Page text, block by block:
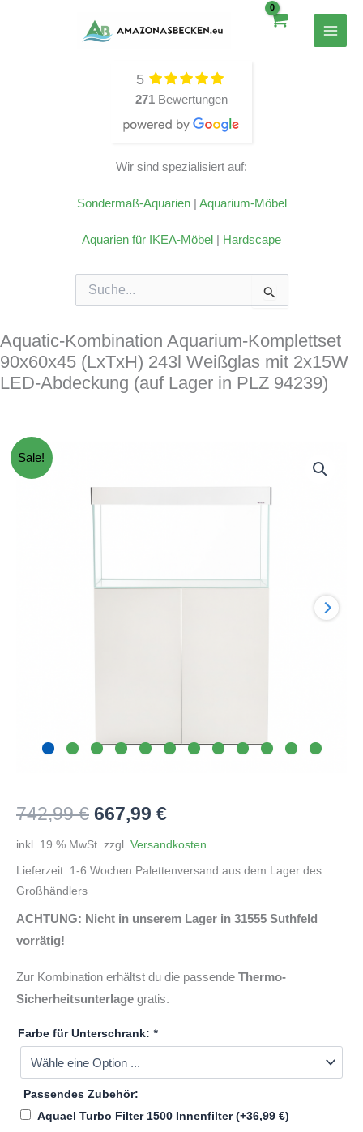
5
271 Bewertungen
Wir sind spezialisiert auf:
Sondermaß-Aquarien| Aquarium-Möbel
Aquarien für IKEA-Möbel | Hardscape
Suchen
nach:
Aquatic-Kombination Aquarium-Komplettset
90x60x45 (LxTxH) 243l Weißglas mit 2x15W
LED-Abdeckung (auf Lager in PLZ 94239)
Sale!
742,99€ Ursprünglicher
Preis
war:
742,99 €
667,99 €Aktueller
Preis
ist:
667,99 €.
inkl. 19 % MwSt. zzgl. Versandkosten
Lieferzeit: 1-6 Wochen Palettenversand aus dem Lager des
Großhändlers
ACHTUNG: Nicht in unserem Lager in 31555 Suthfeld
vorrätig!
Zur Kombination erhältst du die passende Thermo-
Sicherheitsunterlage gratis.
Farbe für Unterschrank: *
Passendes Zubehör:
Aquael Turbo Filter 1500 Innenfilter (+36,99 €)